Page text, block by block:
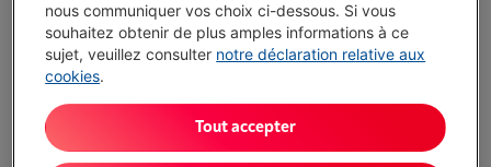
MIELE G 5611 SCI ACTIVE CS
(3)
Niveau sonore: 45 dB
Mode de séchage: Airdry avec Autodoor
nous communiquer vos choix ci-dessous. Si vous
souhaitez obtenir de plus amples informations à ce
sujet, veuillez consulter notre déclaration relative aux
cookies.
Tout accepter